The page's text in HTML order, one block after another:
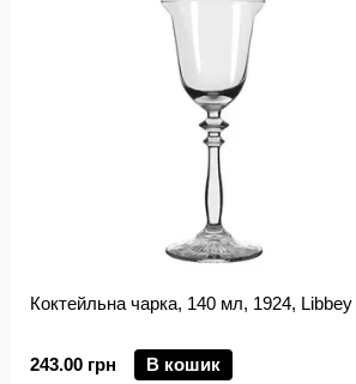
Коктейльна чарка, 140 мл, 1924, Libbey
243.00 грн В кошик